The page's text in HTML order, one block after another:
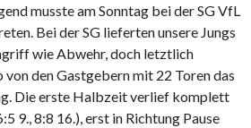
musste am Sonntag bei der SG VfL
Bei der SG lieferten unsere Jungs
wie Abwehr, doch letztlich
den Gastgebern mit 22 Toren das
Die erste Halbzeit verlief komplett
9., 8:8 16.), erst in Richtung Pause